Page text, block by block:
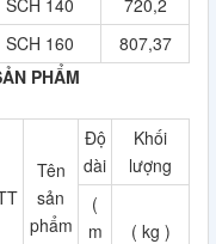
SCH 160
807,37
PHẨM
Tên
sản
phẩm
Độ
dài
Khối
lượng
(
m
( kg )